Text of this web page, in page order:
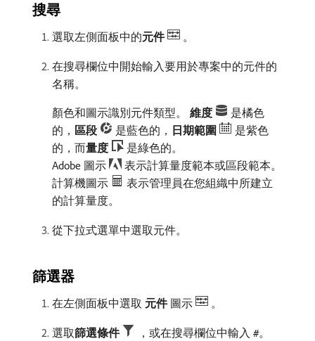
搜尋
選取左側面板中的​元件 。
在搜尋欄位中開始輸入要用於專案中的元件的
名稱。
顏色和圖示識別元件類型。 維度
是橘色
的， 區段 是藍色的， 日期範圍
是紫色
的，而​量度
是綠色的。
Adobe 圖示
表示計算量度範本或區段範本。
計算機圖示
表示管理員在您組織中所建立
的計算量度。
從下拉式選單中選取元件。
篩選器
在左側面板中選取​ 元件​圖示 。
選取​篩選條件 ，或在搜尋欄位中輸入 #。